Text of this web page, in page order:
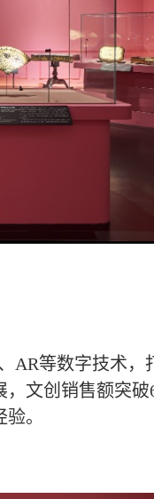
等数字技术，
文创销售额突
。